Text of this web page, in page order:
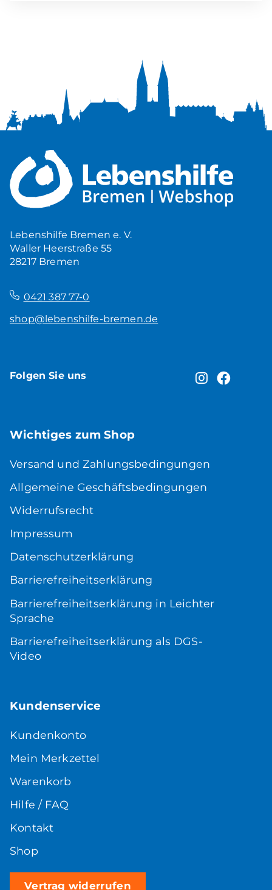
Lebenshilfe Bremen e. V.
Waller Heerstraße 55
28217 Bremen
0421 387 77-0
shop@lebenshilfe-bremen.de
Folgen Sie uns
Wichtiges zum Shop
Versand und Zahlungsbedingungen
Allgemeine Geschäftsbedingungen
Widerrufsrecht
Impressum
Datenschutzerklärung
Barrierefreiheitserklärung
Barrierefreiheitserklärung in Leichter
Sprache
Barrierefreiheitserklärung als DGS-
Video
Kundenservice
Kundenkonto
Mein Merkzettel
Warenkorb
Hilfe / FAQ
Kontakt
Shop
Vertrag widerrufen